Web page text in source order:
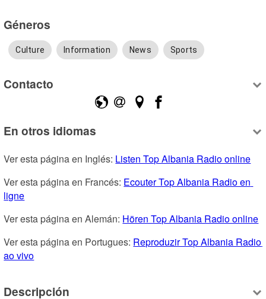
Géneros
Culture Information News Sports
Contacto
En otros idiomas
Ver esta página en Inglés: Listen Top Albania Radio online
Ver esta página en Francés: Ecouter Top Albania Radio en
ligne
Ver esta página en Alemán: Hören Top Albania Radio online
Ver esta página en Portugues: Reproduzir Top Albania Radio
ao vivo
Descripción